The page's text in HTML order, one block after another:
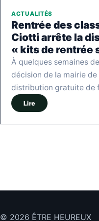
ACTUALITÉS
Rentrée des
Ciotti arrête la
« kits de rentrée
À quelques semaines
décision de la mairie
distribution gratuite de
Lire
© 2026 ÊTRE HEUREUX